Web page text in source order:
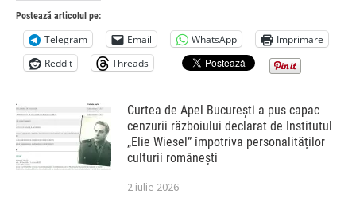
Postează articolul pe:
Telegram Email WhatsApp
Imprimare
Reddit
Threads
Curtea de Apel București a pus capac
cenzurii războiului declarat de Institutul
„Elie Wiesel” împotriva personalităților
culturii românești
2 iulie 2026